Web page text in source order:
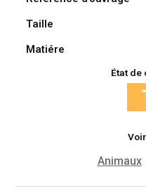
Taille
Matiére
État de
Animaux